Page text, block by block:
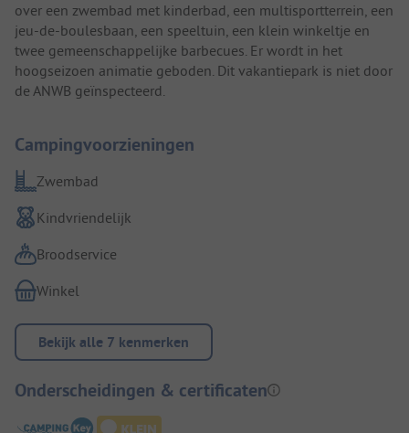
over een zwembad met kinderbad, een multisportterrein, een
jeu-de-boulesbaan, een speeltuin, een klein winkeltje en
twee gemeenschappelijke barbecues. Er wordt in het
hoogseizoen animatie geboden. Dit vakantiepark is niet door
de ANWB geïnspecteerd.
Campingvoorzieningen
Zwembad
Kindvriendelijk
Broodservice
Winkel
Bekijk alle 7 kenmerken
Onderscheidingen & certificaten